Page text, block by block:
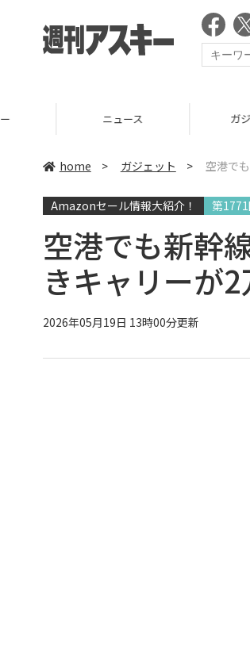
home > ガジェット > 空港で
Amazonセール情報大紹介！ 第
空港でも新幹
きキャリーが
2026年05月19日 13時00分更新